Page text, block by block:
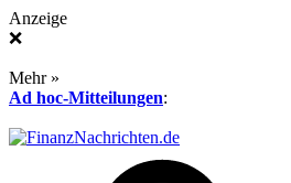
Anzeige
❌
Mehr »
Ad hoc-Mitteilungen: